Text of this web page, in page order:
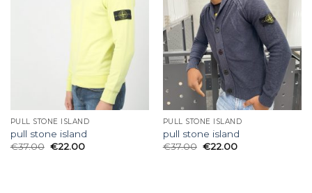
PULL STONE ISLAND
pull stone island
€37.00 €22.00
PULL STONE ISLAND
pull stone island
€37.00 €22.00